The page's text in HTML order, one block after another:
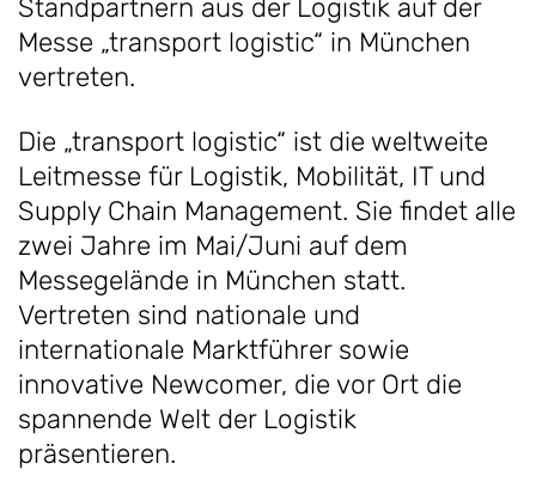
Standpartnern aus der Logistik auf der
Messe „transport logistic“ in München
vertreten.
Die „transport logistic“ ist die weltweite
Leitmesse für Logistik, Mobilität, IT und
Supply Chain Management. Sie findet alle
zwei Jahre im Mai/Juni auf dem
Messegelände in München statt.
Vertreten sind nationale und
internationale Marktführer sowie
innovative Newcomer, die vor Ort die
spannende Welt der Logistik
präsentieren.